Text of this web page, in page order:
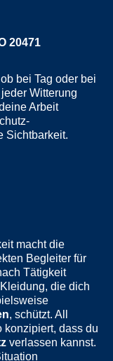
20471
bei Tag oder bei
Witterung
Arbeit
Sichtbarkeit.
macht die
Begleiter für
Tätigkeit
die dich
, schützt. All
konzipiert, dass du
verlassen kannst.